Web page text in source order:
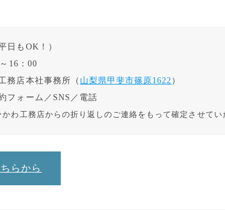
日もOK！）
16：00
務店本社事務所（ 山梨県甲斐市篠原1622 ）
フォーム／SNS／電話
わ工務店からの折り返しのご連絡をもって確定させてい
らから